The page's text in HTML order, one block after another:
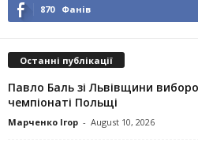
870 Фанів
Останні публікації
Павло Баль зі Львівщини
чемпіонаті Польщі
Марченко Ігор - August 10, 2026